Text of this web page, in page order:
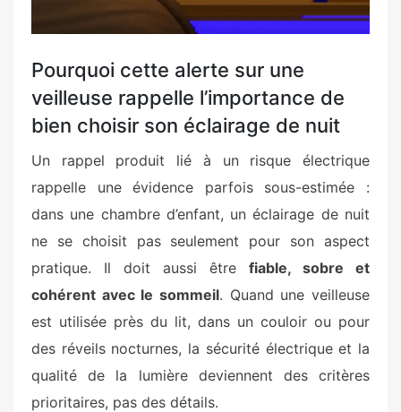
Pourquoi cette alerte sur une
veilleuse rappelle l’importance de
bien choisir son éclairage de nuit
Un rappel produit lié à un risque électrique
rappelle une évidence parfois sous-estimée :
dans une chambre d’enfant, un éclairage de nuit
ne se choisit pas seulement pour son aspect
pratique. Il doit aussi être fiable, sobre et
cohérent avec le sommeil. Quand une veilleuse
est utilisée près du lit, dans un couloir ou pour
des réveils nocturnes, la sécurité électrique et la
qualité de la lumière deviennent des critères
prioritaires, pas des détails.